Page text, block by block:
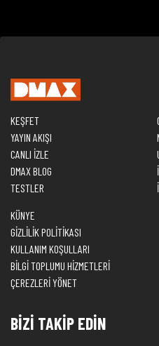
KEŞFET
YAYIN AKIŞI
CANLI İZLE
DMAX BLOG
TESTLER
KÜNYE
GİZLİLİK POLİTİKASI
KULLANIM KOŞULLARI
BİLGİ TOPLUMU HİZMETLERİ
ÇEREZLERİ YÖNET
BİZİ TAKİP EDİN